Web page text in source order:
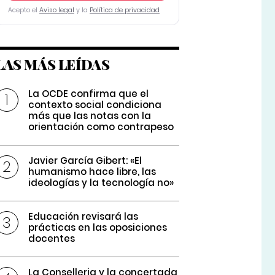
Acepto el Aviso legal y la Política de privacidad
MÁS LEÍDAS
La OCDE confirma que el
contexto social condiciona
más que las notas con la
orientación como contrapeso
Javier García Gibert: «El
humanismo hace libre, las
ideologías y la tecnología no»
Educación revisará las
prácticas en las oposiciones
docentes
La Conselleria y la concertada